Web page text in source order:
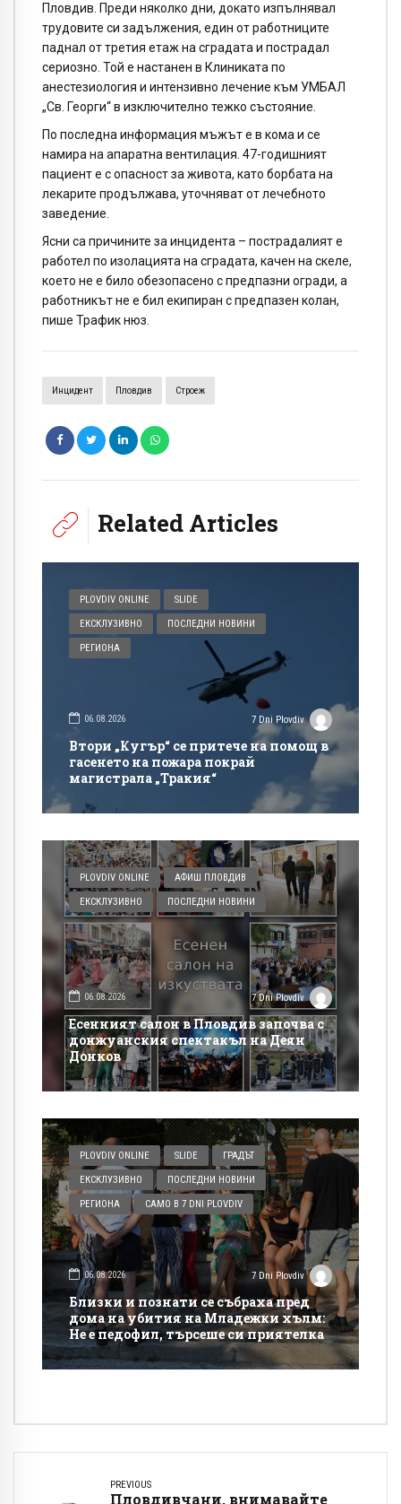
Пловдив. Преди няколко дни, докато изпълнявал
трудовите си задължения, един от работниците
паднал от третия етаж на сградата и пострадал
сериозно. Той е настанен в Клиниката по
анестезиология и интензивно лечение към УМБАЛ
„Св. Георги“ в изключително тежко състояние.
По последна информация мъжът е в кома и се
намира на апаратна вентилация. 47-годишният
пациент е с опасност за живота, като борбата на
лекарите продължава, уточняват от лечебното
заведение.
Ясни са причините за инцидента – пострадалият е
работел по изолацията на сградата, качен на скеле,
което не е било обезопасено с предпазни огради, а
работникът не е бил екипиран с предпазен колан,
пише Трафик нюз.
Инцидент Пловдив Строеж
Related Articles
PLOVDIV ONLINE SLIDE
ЕКСКЛУЗИВНО ПОСЛЕДНИ НОВИНИ
РЕГИОНА
06.08.2026 7 Dni Plovdiv
Втори „Кугър“ се притече на помощ в
гасенето на пожара покрай
магистрала „Тракия“
PLOVDIV ONLINE АФИШ ПЛОВДИВ
ЕКСКЛУЗИВНО ПОСЛЕДНИ НОВИНИ
06.08.2026 7 Dni Plovdiv
Есенният салон в Пловдив започва с
донжуанския спектакъл на Деян
Донков
PLOVDIV ONLINE SLIDE ГРАДЪТ
ЕКСКЛУЗИВНО ПОСЛЕДНИ НОВИНИ
РЕГИОНА САМО В 7 DNI PLOVDIV
06.08.2026 7 Dni Plovdiv
Близки и познати се събраха пред
дома на убития на Младежки хълм:
Не е педофил, търсеше си приятелка
PREVIOUS
Пловдивчани, внимавайте